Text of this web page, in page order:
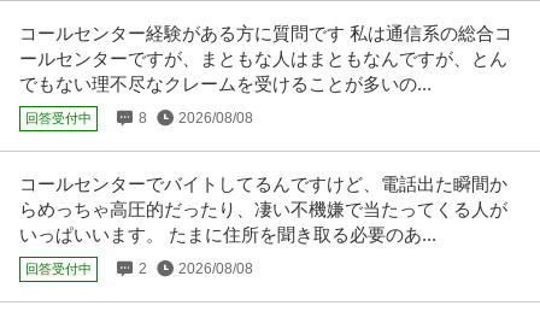
＼【歯科助手・受付】経験者募集！／ ◎1日7～7.5時間勤務でプライベート
も充実♪ 診療補助（器具…続きを見る
正社員 未経験OK 交通費支給 昇給あり
年収350万円〜517万円
株式会社早稲田アカデミー 【東京】受付事務（未経験歓迎）◆賞与3.8ヶ月分
◆残業月7h程◆子供の成…続きを見る
提供：doda
コールセンター経験がある方に質問です 私は通信系の総合コ
ールセンターですが、まともな人はまともなんですが、とん
でもない理不尽なクレームを受けることが多いの...
回答受付中 8 2026/08/08
コールセンターでバイトしてるんですけど、電話出た瞬間か
らめっちゃ高圧的だったり、凄い不機嫌で当たってくる人が
いっぱいいます。 たまに住所を聞き取る必要のあ...
回答受付中 2 2026/08/08